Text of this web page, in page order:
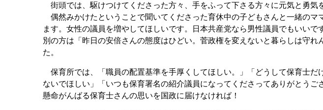
街頭では、駆けつけてくださった方々、手をふって下さる方々に元気と勇気
偶然みかけたということで聞いてくださった育休中の子どもさんと一緒のマ
ます。女性の議員を増やしてほしいです。日本共産党なら男性議員でもいいで
別の方は「昨日の安倍さんの態度はひどい。菅政権を変えないと暮らしは守れ
た。
保育所では、「職員の配置基準を手厚くしてほしい。」「どうして保育士だ
ないでほしい」「いつも保育署名の紹介議員になってくださってありがとうご
懸命がんばる保育士さんの思いを国政に届けなければ！